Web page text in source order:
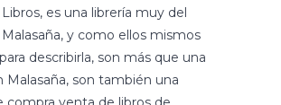
es una librería muy del
y como ellos mismos
describirla, son más que una
Malasaña, son también una